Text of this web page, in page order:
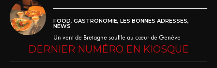
FOOD, GASTRONOMIE, LES BONNES ADRESSES,
NEWS
Un vent de Bretagne souffle au cœur de Genève
DERNIER NUMÉRO EN KIOSQUE